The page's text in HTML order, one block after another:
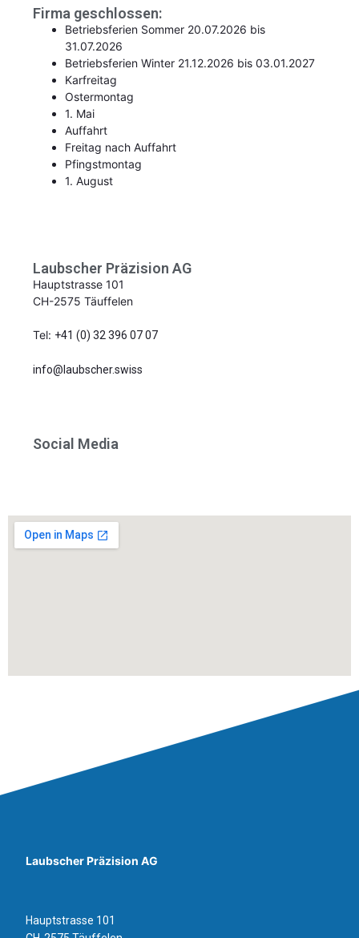
Firma geschlossen:
Betriebsferien Sommer 20.07.2026 bis
31.07.2026
Betriebsferien Winter 21.12.2026 bis 03.01.2027
Karfreitag
Ostermontag
1. Mai
Auffahrt
Freitag nach Auffahrt
Pfingstmontag
1. August
Laubscher Präzision AG
Hauptstrasse 101
CH-2575 Täuffelen
Tel: +41 (0) 32 396 07 07
info@laubscher.swiss
Social Media
Laubscher Präzision AG
Hauptstrasse 101